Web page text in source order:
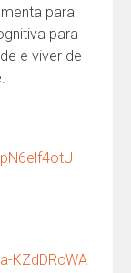
para
para
e viver de
KZdDRcWA